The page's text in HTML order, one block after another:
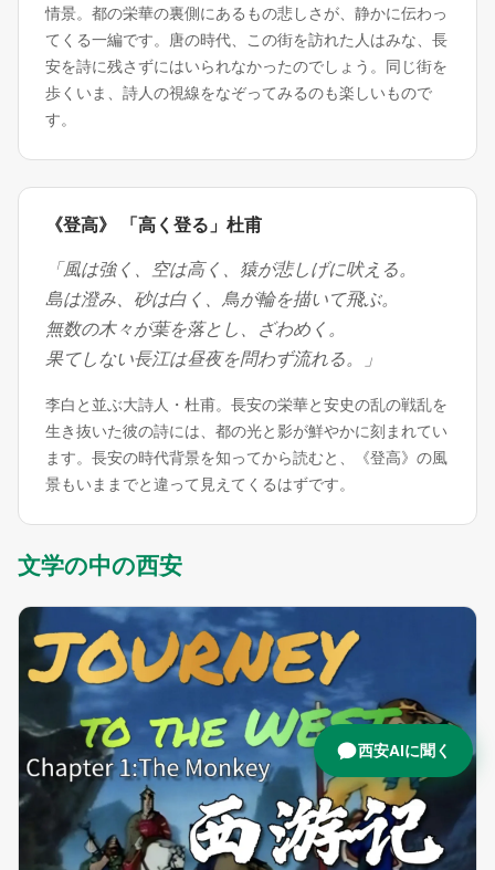
情景。都の栄華の裏側にあるもの悲しさが、静かに伝わっ
てくる一編です。唐の時代、この街を訪れた人はみな、長
安を詩に残さずにはいられなかったのでしょう。同じ街を
歩くいま、詩人の視線をなぞってみるのも楽しいもので
す。
《登高》 「高く登る」杜甫
「風は強く、空は高く、猿が悲しげに吠える。
島は澄み、砂は白く、鳥が輪を描いて飛ぶ。
無数の木々が葉を落とし、ざわめく。
果てしない長江は昼夜を問わず流れる。」
李白と並ぶ大詩人・杜甫。長安の栄華と安史の乱の戦乱を
生き抜いた彼の詩には、都の光と影が鮮やかに刻まれてい
ます。長安の時代背景を知ってから読むと、《登高》の風
景もいままでと違って見えてくるはずです。
文学の中の西安
西安AIに聞く